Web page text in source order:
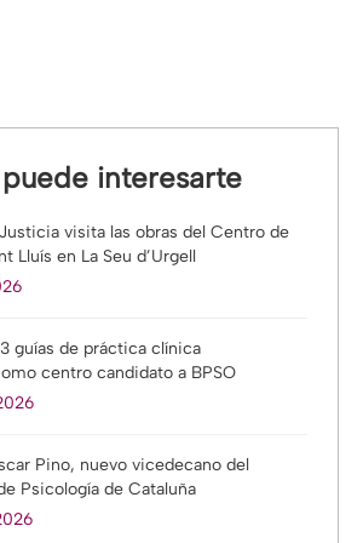
interesarte
visita las obras del Centro de
Lluís en La Seu d’Urgell
guías de práctica clínica
centro candidato a BPSO
Pino, nuevo vicedecano del
Psicología de Cataluña